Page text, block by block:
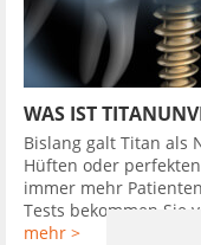
WAS IST
Bislang galt Titan als
Hüften oder
immer mehr
Tests bekommen Sie
mehr >